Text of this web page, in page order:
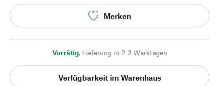
Merken
Vorrätig, Lieferung in 2-3 Werktagen
Verfügbarkeit im Warenhaus